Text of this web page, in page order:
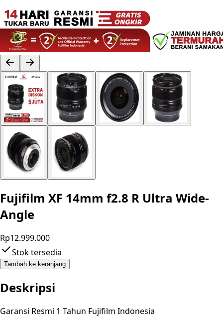
Fujifilm XF 14mm f2.8 R Ultra Wide-
Angle
Rp12.999.000
Stok tersedia
Tambah ke keranjang
Deskripsi
Garansi Resmi 1 Tahun Fujifilm Indonesia